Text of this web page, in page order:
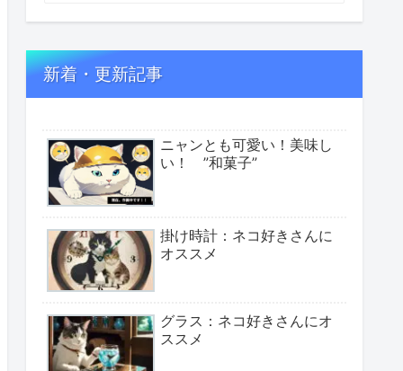
新着・更新記事
ニャンとも可愛い！美味し
い！ ”和菓子”
掛け時計：ネコ好きさんに
オススメ
グラス：ネコ好きさんにオ
ススメ